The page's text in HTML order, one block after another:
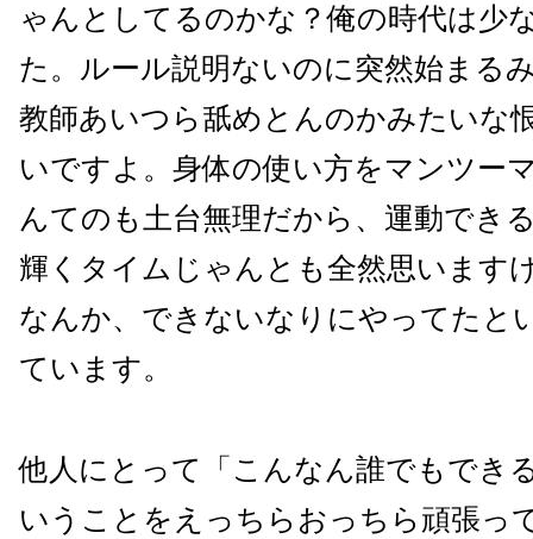
ゃんとしてるのかな？俺の時代は少
た。ルール説明ないのに突然始まる
教師あいつら舐めとんのかみたいな
いですよ。身体の使い方をマンツー
んてのも土台無理だから、運動でき
輝くタイムじゃんとも全然思います
なんか、できないなりにやってたと
ています。
他人にとって「こんなん誰でもでき
いうことをえっちらおっちら頑張っ